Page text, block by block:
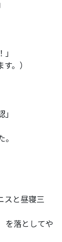
。）
スと昼寝三
としてや